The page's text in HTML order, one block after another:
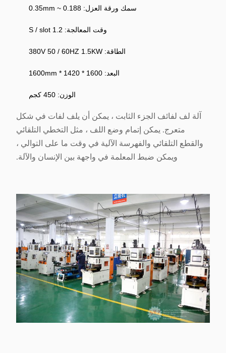
سمك ورقة العزل: 0.188 ~ 0.35mm
وقت المعالجة: 1.2 S / slot
الطاقة: 380V 50 / 60HZ 1.5KW
البعد: 1600 * 1420 * 1600mm
الوزن: 450 كجم
آلة لف لفائف الجزء الثابت ، يمكن أن يلف لفات في شكل
متعرج. يمكن إتمام وضع اللف ، مثل التخطي التلقائي
والقطع التلقائي والفهرسة الآلية في وقت ما على التوالي ،
ويمكن ضبط المعلمة في واجهة بين الإنسان والآلة.